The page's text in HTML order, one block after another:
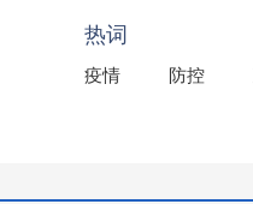
热词
疫情 防控